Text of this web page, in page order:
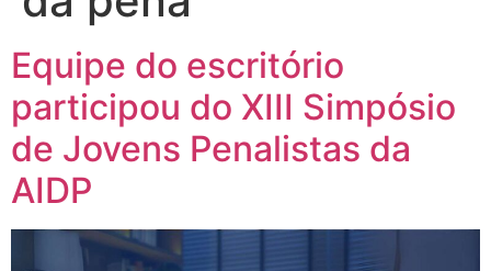
Equipe do escritório
participou do XIII Simpósio
de Jovens Penalistas da
AIDP